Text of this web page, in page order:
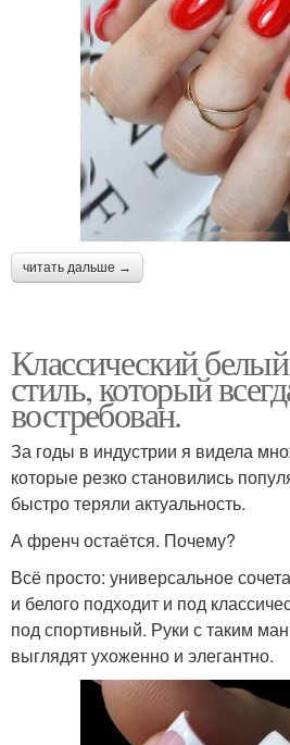
читать дальше →
Классический
стиль, который
востребован.
За годы в индустрии я видела
которые резко становились
быстро теряли актуальность.
А френч остаётся. Почему?
Всё просто: универсальное
и белого подходит и под
под спортивный. Руки с таким
выглядят ухоженно и элегантно.